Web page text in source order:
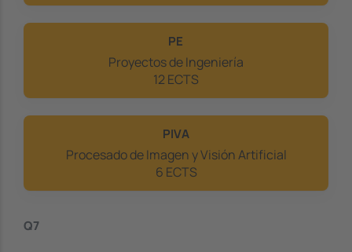
PE
Proyectos de Ingeniería
12 ECTS
PIVA
Procesado de Imagen y Visión Artificial
6 ECTS
Q7